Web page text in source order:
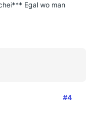
Egal wo man
#4